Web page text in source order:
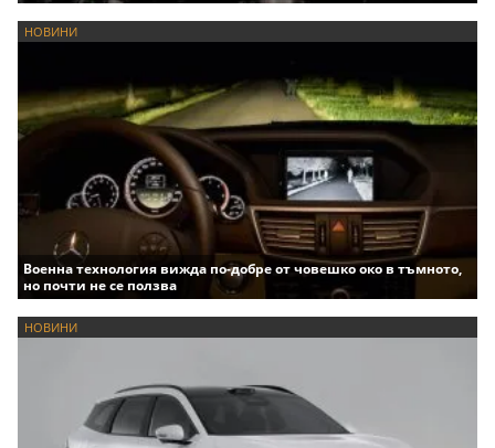
НОВИНИ
Военна технология вижда по-добре от човешко око в тъмното,
но почти не се ползва
НОВИНИ